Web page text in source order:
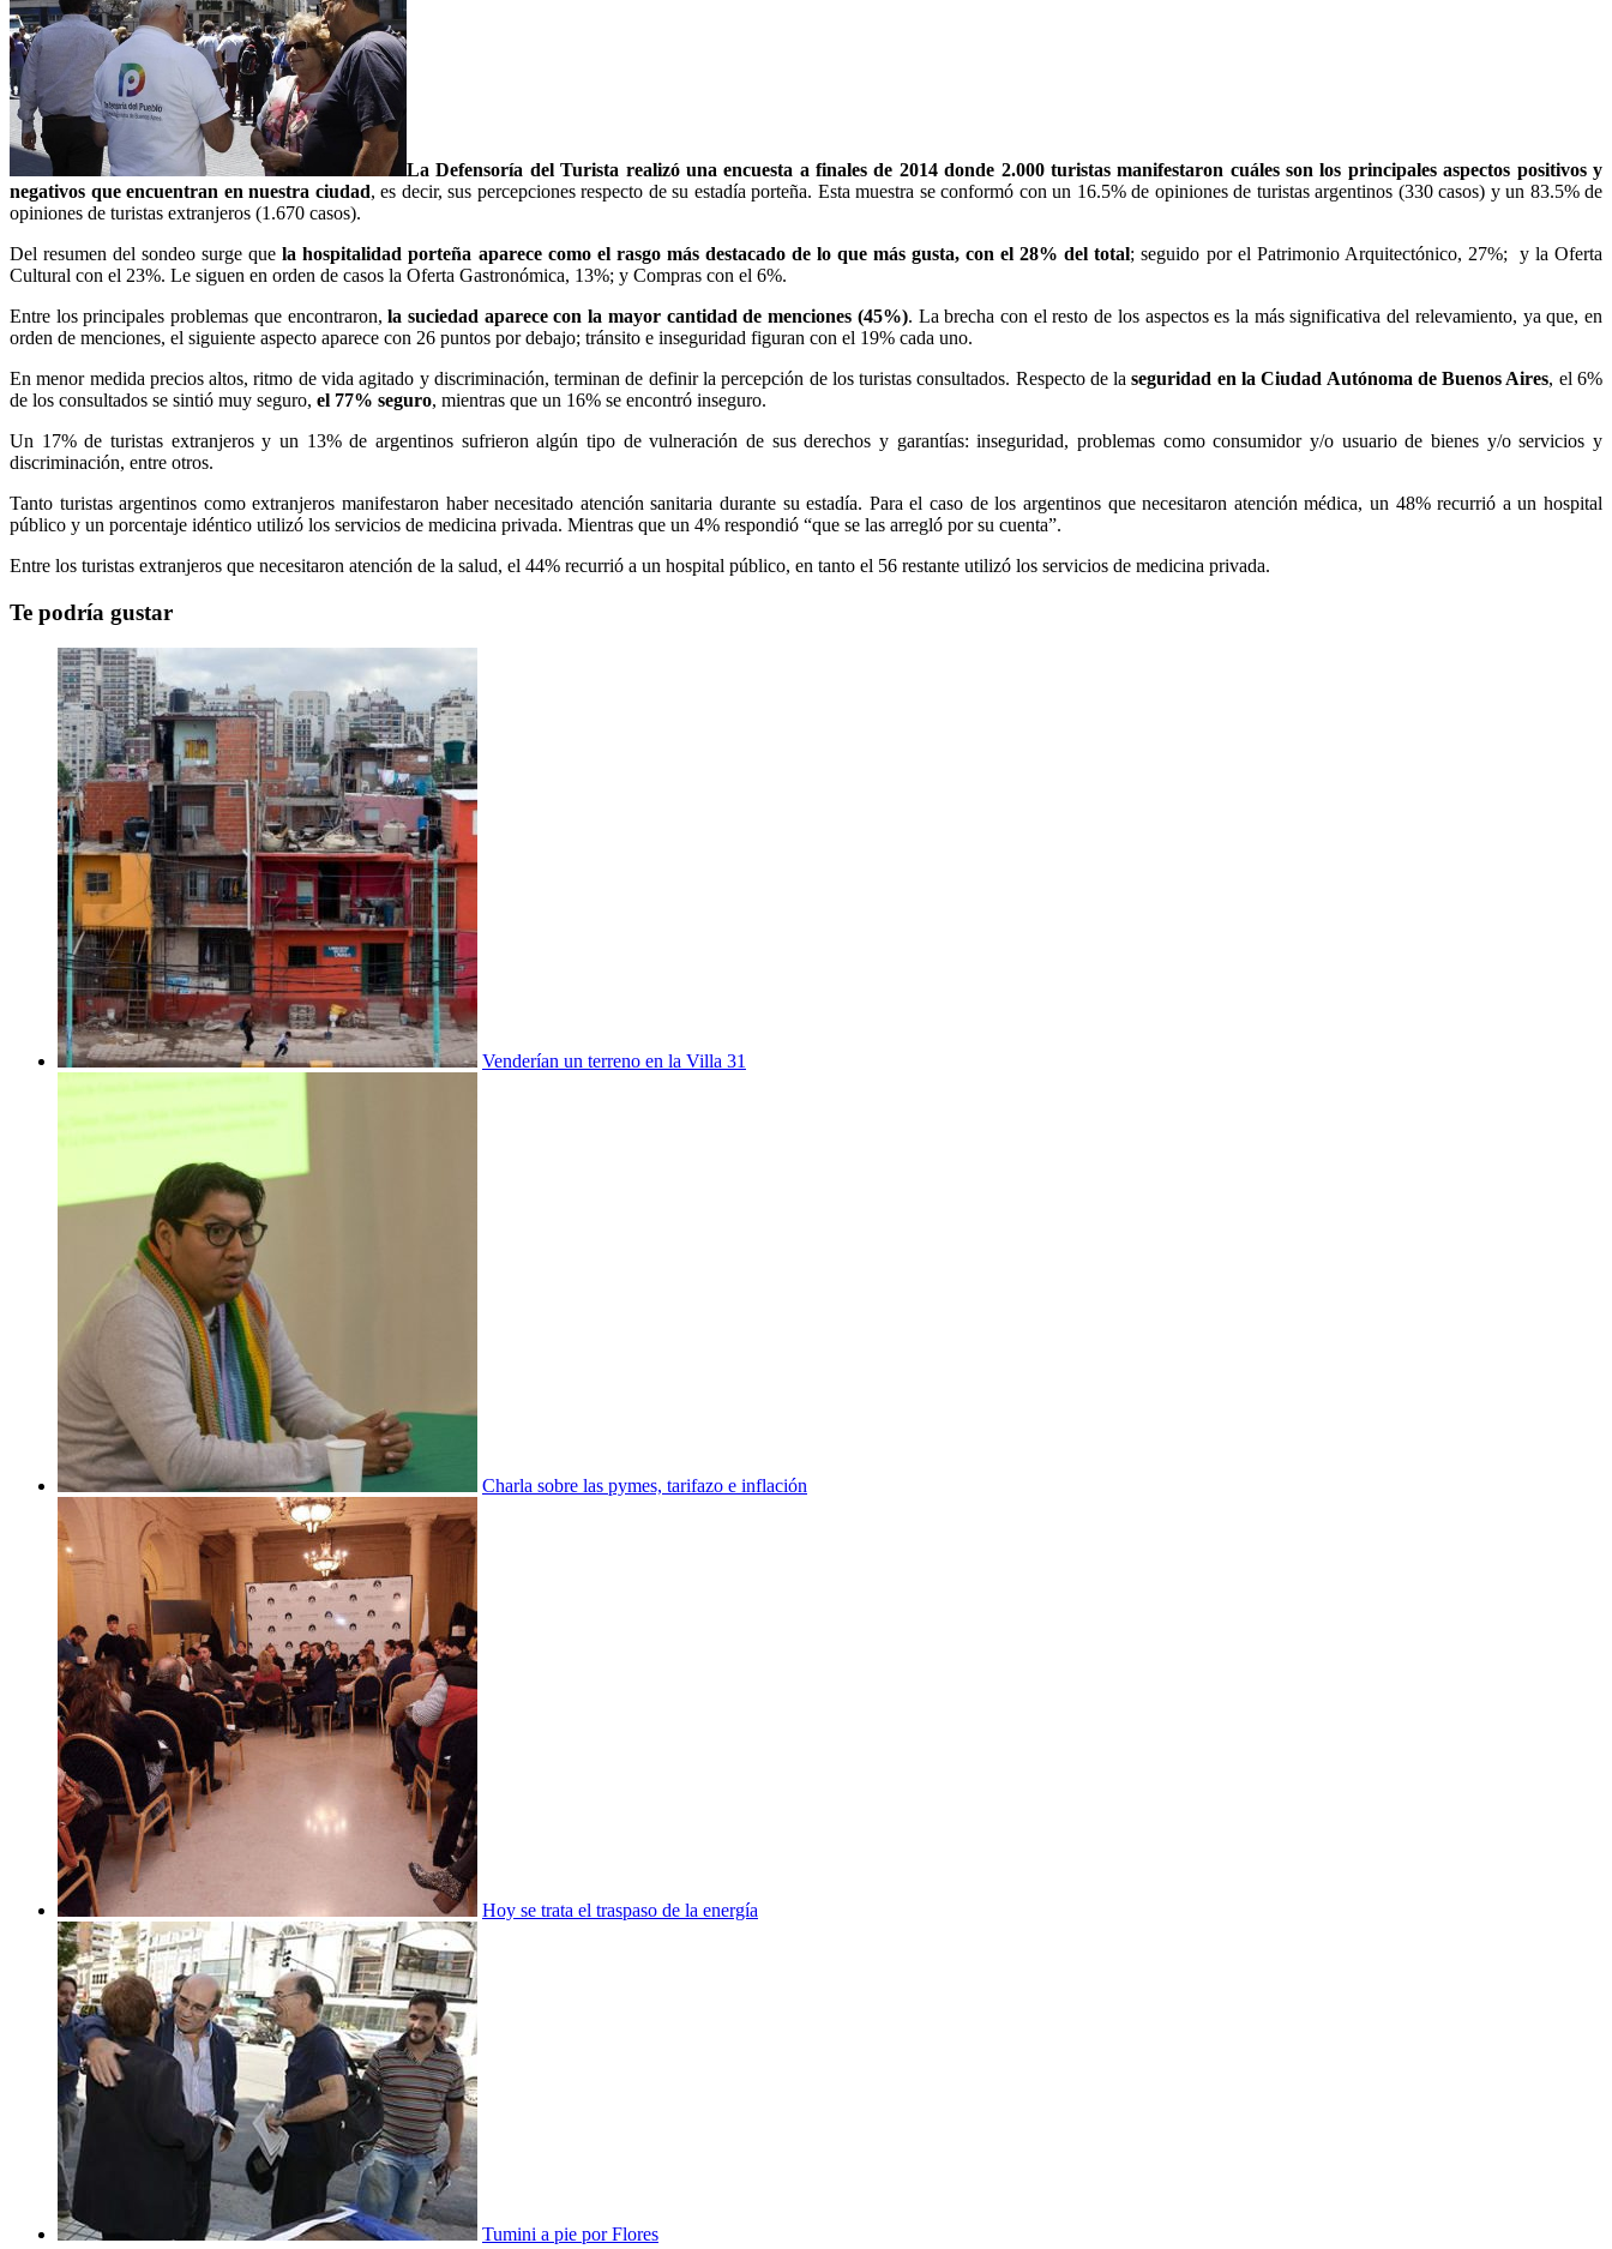
La Defensoría del Turista realizó una encuesta a finales de 2014 donde 2.000 turistas manifestaron cuáles son los principales aspectos positivos y
negativos que encuentran en nuestra ciudad, es decir, sus percepciones respecto de su estadía porteña. Esta muestra se conformó con un 16.5% de opiniones de turistas argentinos (330 casos) y un 83.5% de
opiniones de turistas extranjeros (1.670 casos).
Del resumen del sondeo surge que la hospitalidad porteña aparece como el rasgo más destacado de lo que más gusta, con el 28% del total; seguido por el Patrimonio Arquitectónico, 27%; y la Oferta
Cultural con el 23%. Le siguen en orden de casos la Oferta Gastronómica, 13%; y Compras con el 6%.
Entre los principales problemas que encontraron,la suciedad aparece con la mayor cantidad de menciones (45%). La brecha con el resto de los aspectos es la más significativa del relevamiento, ya que, en
orden de menciones, el siguiente aspecto aparece con 26 puntos por debajo; tránsito e inseguridad figuran con el 19% cada uno.
En menor medida precios altos, ritmo de vida agitado y discriminación, terminan de definir la percepción de los turistas consultados. Respecto de laseguridad en la Ciudad Autónoma de Buenos Aires, el 6%
de los consultados se sintió muy seguro, el 77% seguro, mientras que un 16% se encontró inseguro.
Un 17% de turistas extranjeros y un 13% de argentinos sufrieron algún tipo de vulneración de sus derechos y garantías: inseguridad, problemas como consumidor y/o usuario de bienes y/o servicios y
discriminación, entre otros.
Tanto turistas argentinos como extranjeros manifestaron haber necesitado atención sanitaria durante su estadía. Para el caso de los argentinos que necesitaron atención médica, un 48% recurrió a un hospital
público y un porcentaje idéntico utilizó los servicios de medicina privada. Mientras que un 4% respondió “que se las arregló por su cuenta”.
Entre los turistas extranjeros que necesitaron atención de la salud, el 44% recurrió a un hospital público, en tanto el 56 restante utilizó los servicios de medicina privada.
Te podría gustar
Venderían un terreno en la Villa 31
Charla sobre las pymes, tarifazo e inflación
Hoy se trata el traspaso de la energía
Tumini a pie por Flores